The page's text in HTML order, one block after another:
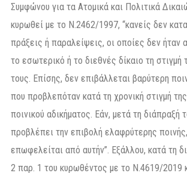
Συμφώνου για τα Ατομικά και Πολιτικά
κυρωθεί με το Ν.2462/1997, “κανείς δεν
πράξεις ή παραλείψεις, οι οποίες δεν ήταν
το εσωτερικό ή το διεθνές δίκαιο τη στιγμή
τους. Επίσης, δεν επιβάλλεται βαρύτερη
που προβλεπόταν κατά τη χρονική στιγμή
ποινικού αδικήματος. Εάν, μετά τη διάπραξή
προβλέπει την επιβολή ελαφρύτερης
επωφελείται από αυτήν”. Εξάλλου, κατά τη
2 παρ. 1 του κυρωθέντος με το Ν.4619/2019